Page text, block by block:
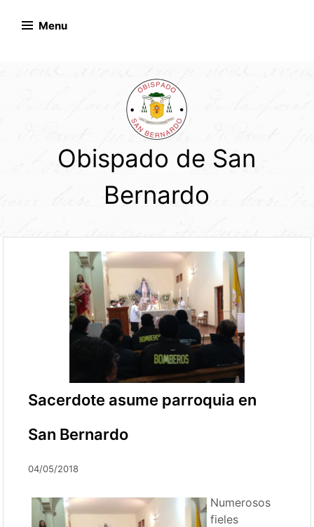
Menu
Obispado de San
Bernardo
Sacerdote asume parroquia en
San Bernardo
04/05/2018
Numerosos
fieles